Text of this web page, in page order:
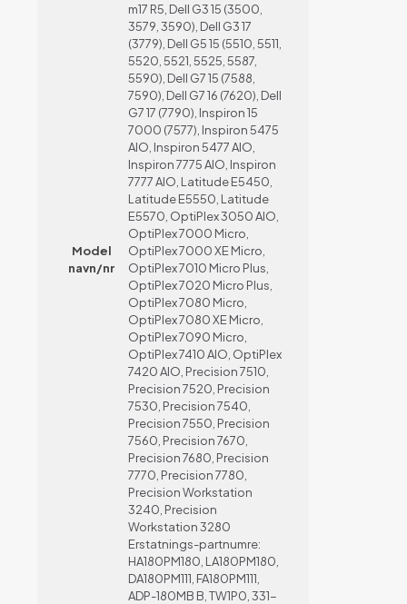
Model
navn/nr
m17 R5, Dell G3 15 (3500,
3579, 3590), Dell G3 17
(3779), Dell G5 15 (5510, 5511,
5520, 5521, 5525, 5587,
5590), Dell G7 15 (7588,
7590), Dell G7 16 (7620), Dell
G7 17 (7790), Inspiron 15
7000 (7577), Inspiron 5475
AIO, Inspiron 5477 AIO,
Inspiron 7775 AIO, Inspiron
7777 AIO, Latitude E5450,
Latitude E5550, Latitude
E5570, OptiPlex 3050 AIO,
OptiPlex 7000 Micro,
OptiPlex 7000 XE Micro,
OptiPlex 7010 Micro Plus,
OptiPlex 7020 Micro Plus,
OptiPlex 7080 Micro,
OptiPlex 7080 XE Micro,
OptiPlex 7090 Micro,
OptiPlex 7410 AIO, OptiPlex
7420 AIO, Precision 7510,
Precision 7520, Precision
7530, Precision 7540,
Precision 7550, Precision
7560, Precision 7670,
Precision 7680, Precision
7770, Precision 7780,
Precision Workstation
3240, Precision
Workstation 3280
Erstatnings-partnumre:
HA180PM180, LA180PM180,
DA180PM111, FA180PM111,
ADP-180MB B, TW1P0, 331-